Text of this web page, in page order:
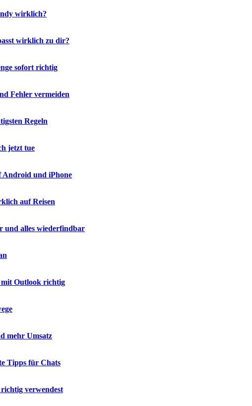
wirklich?
wirklich zu dir?
sofort richtig
Fehler vermeiden
Regeln
jetzt tue
Android und iPhone
auf Reisen
und alles wiederfindbar
mit Outlook richtig
mehr Umsatz
Tipps für Chats
verwendest